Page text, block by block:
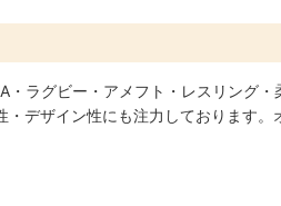
絞り込む
ラグビー・アメフト・レスリング
デザイン性にも注力しております。